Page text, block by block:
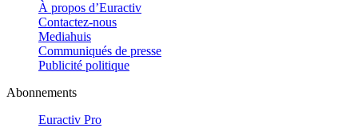
À propos d’Euractiv
Contactez-nous
Mediahuis
Communiqués de presse
Publicité politique
Abonnements
Euractiv Pro